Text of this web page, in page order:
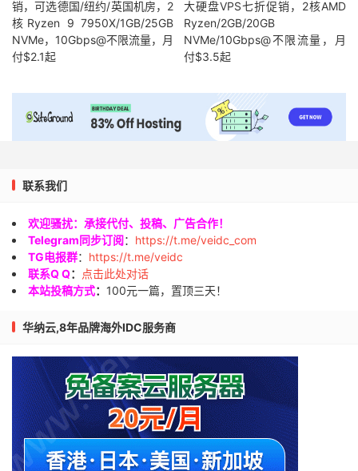
销，可选德国/纽约/英国机房，2
核Ryzen 9 7950X/1GB/25GB
NVMe，10Gbps@不限流量，月
付$2.1起
大硬盘VPS七折促销，2核AMD
Ryzen/2GB/20GB
NVMe/10Gbps@不限流量，月
付$3.5起
联系我们
欢迎骚扰：承接代付、投稿、广告合作！
Telegram同步订阅： https://t.me/veidc_com
TG电报群： https://t.me/veidc
联系Q Q：
点击此处对话
本站投稿方式： 100元一篇，置顶三天！
华纳云,8年品牌海外IDC服务商